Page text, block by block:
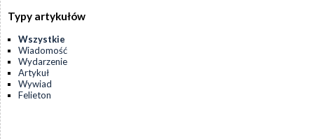
Typy artykułów
Wszystkie
Wiadomość
Wydarzenie
Artykuł
Wywiad
Felieton